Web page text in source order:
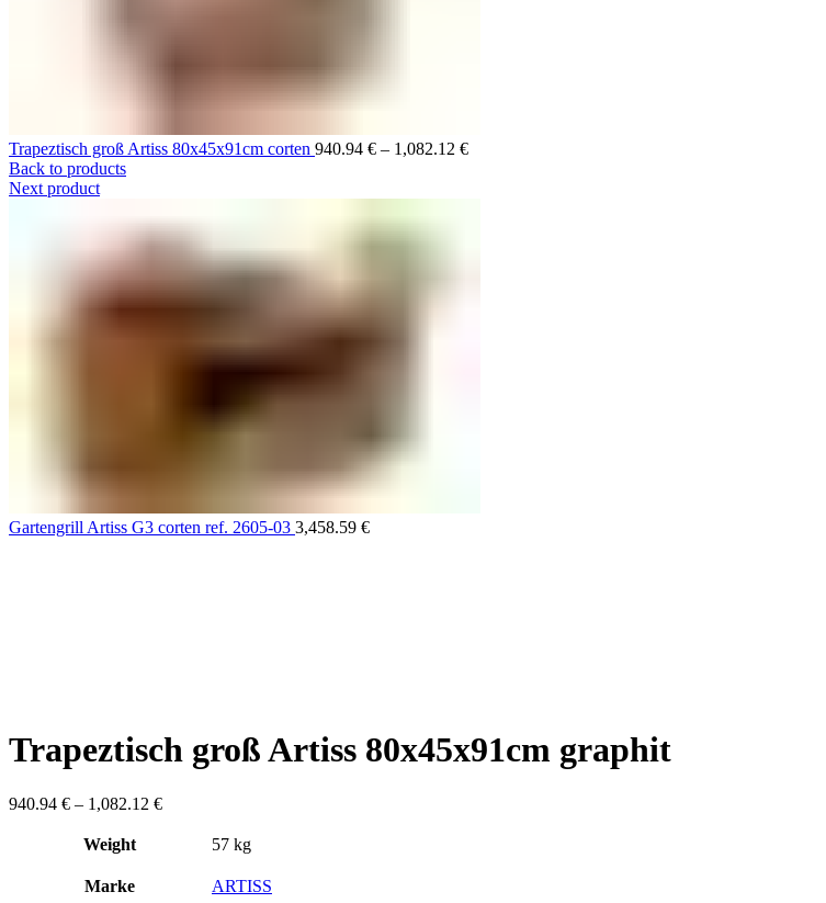
Trapeztisch groß Artiss 80x45x91cm corten 940.94 € – 1,082.12 €
Back to products
Next product
Gartengrill Artiss G3 corten ref. 2605-03 3,458.59 €
Trapeztisch groß Artiss 80x45x91cm graphit
940.94 € – 1,082.12 €
Weight 57 kg
Marke ARTISS